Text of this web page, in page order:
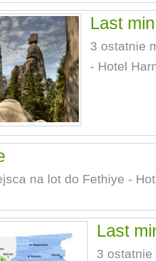
Last
3 ostatnie
- Hotel
na lot do Fethiye -
Last
3